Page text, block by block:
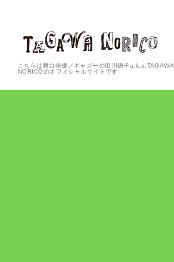
こちらは舞台俳優／ギャガーの田川徳子a.k.a.TAGAWA
NORICOのオフィシャルサイトです